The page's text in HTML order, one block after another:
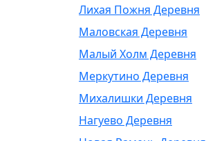
Лихая Пожня Деревня
Маловская Деревня
Малый Холм Деревня
Меркутино Деревня
Михалишки Деревня
Нагуево Деревня